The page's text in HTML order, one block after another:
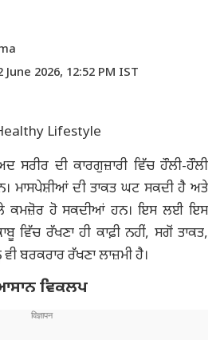
2026, 12:52 PM IST
ਸਰੀਰ ਦੀ ਕਾਰਗੁਜ਼ਾਰੀ ਵਿੱਚ ਹੌਲੀ-ਹੌਲੀ
ਦੀ ਤਾਕਤ ਘਟ ਸਕਦੀ ਹੈ ਅਤੇ
ਕਮਜ਼ੋਰ ਹੋ ਸਕਦੀਆਂ ਹਨ। ਇਸ ਲਈ ਇਸ
ਵਿੱਚ ਰੱਖਣਾ ਹੀ ਕਾਫ਼ੀ ਨਹੀਂ, ਸਗੋਂ ਤਾਕਤ,
ਬਰਕਰਾਰ ਰੱਖਣਾ ਲਾਜ਼ਮੀ ਹੈ।
ਵਿਕਲਪ